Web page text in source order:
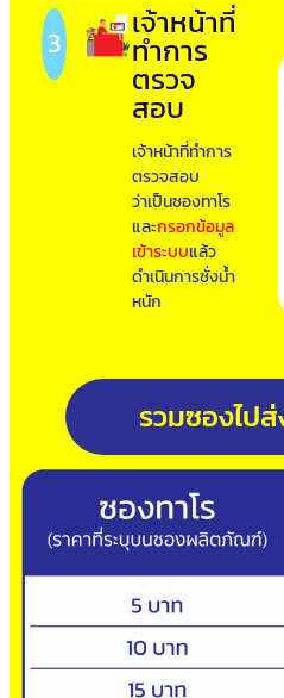
3
เจ้าหน้าที่
ทำการ
ตรวจ
สอบ
เจ้าหน้าที่ทำการ
ตรวจสอบ
ว่าเป็นซองทาโร
และกรอกข้อมูล
เข้าระบบแล้ว
ดำเนินการชั่งน้ำ
หนัก
รวมซองไปส่